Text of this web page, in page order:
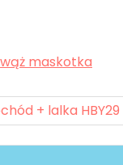
wąż maskotka
+ lalka HBY29